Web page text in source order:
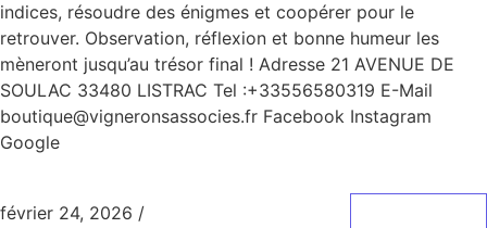
indices, résoudre des énigmes et coopérer pour le
retrouver. Observation, réflexion et bonne humeur les
mèneront jusqu’au trésor final ! Adresse 21 AVENUE DE
SOULAC 33480 LISTRAC Tel :+33556580319 E-Mail
boutique@vigneronsassocies.fr Facebook Instagram
Google
février 24, 2026 /